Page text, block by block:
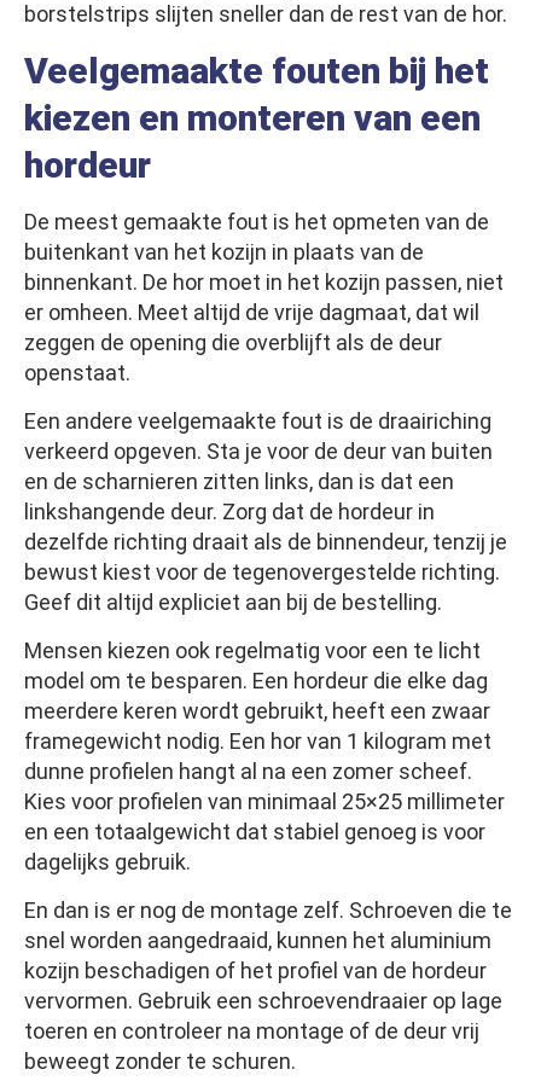
borstelstrips slijten sneller dan de rest van de hor.
Veelgemaakte fouten bij het
kiezen en monteren van een
hordeur
De meest gemaakte fout is het opmeten van de
buitenkant van het kozijn in plaats van de
binnenkant. De hor moet in het kozijn passen, niet
er omheen. Meet altijd de vrije dagmaat, dat wil
zeggen de opening die overblijft als de deur
openstaat.
Een andere veelgemaakte fout is de draairiching
verkeerd opgeven. Sta je voor de deur van buiten
en de scharnieren zitten links, dan is dat een
linkshangende deur. Zorg dat de hordeur in
dezelfde richting draait als de binnendeur, tenzij je
bewust kiest voor de tegenovergestelde richting.
Geef dit altijd expliciet aan bij de bestelling.
Mensen kiezen ook regelmatig voor een te licht
model om te besparen. Een hordeur die elke dag
meerdere keren wordt gebruikt, heeft een zwaar
framegewicht nodig. Een hor van 1 kilogram met
dunne profielen hangt al na een zomer scheef.
Kies voor profielen van minimaal 25×25 millimeter
en een totaalgewicht dat stabiel genoeg is voor
dagelijks gebruik.
En dan is er nog de montage zelf. Schroeven die te
snel worden aangedraaid, kunnen het aluminium
kozijn beschadigen of het profiel van de hordeur
vervormen. Gebruik een schroevendraaier op lage
toeren en controleer na montage of de deur vrij
beweegt zonder te schuren.